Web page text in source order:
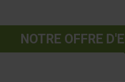
NOTRE OFFRE